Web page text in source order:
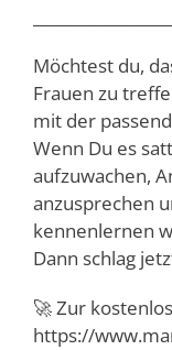
Möchtest du,
Frauen zu
mit der
Wenn Du es
aufzuwachen,
anzusprechen
kennenlernen
Dann schlag
🚀 Zur
https://